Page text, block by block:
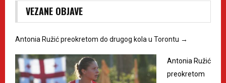
VEZANE OBJAVE
Antonia Ružić preokretom do drugog kola u Torontu →
Antonia Ružić
preokretom